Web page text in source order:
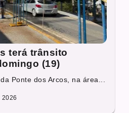
terá trânsito
(19)
Ponte dos Arcos, na área...
2026